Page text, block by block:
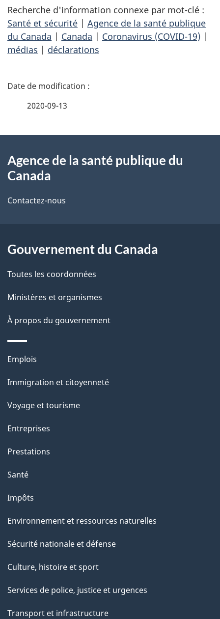
Recherche d'information connexe par mot-clé :
Santé et sécurité | Agence de la santé publique
du Canada | Canada | Coronavirus (COVID-19) |
médias | déclarations
D
i
s
e
l
a
p
a
g
e
2020-09-13
propos
ce
Agence de la santé publique du
Canada
Contactez-nous
Gouvernement du Canada
Toutes les coordonnées
Ministères et organismes
À propos du gouvernement
Thèmes
sujets
Emplois
Immigration et citoyenneté
Voyage et tourisme
Entreprises
Prestations
Santé
Impôts
Environnement et ressources naturelles
Sécurité nationale et défense
Culture, histoire et sport
Services de police, justice et urgences
Transport et infrastructure